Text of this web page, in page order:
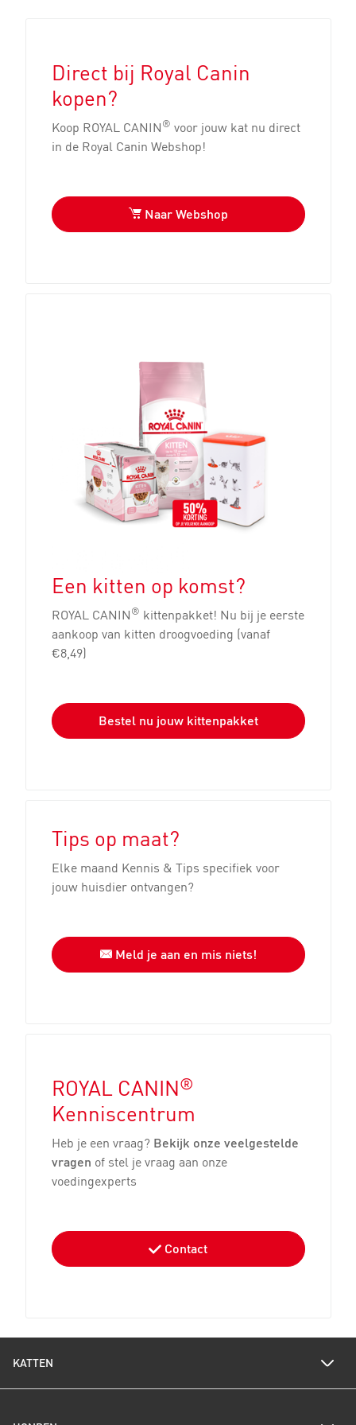
Direct bij Royal Canin
kopen?
Koop ROYAL CANIN® voor jouw kat nu direct
in de Royal Canin Webshop!
Naar Webshop
Een kitten op komst?
ROYAL CANIN® kittenpakket! Nu bij je eerste
aankoop van kitten droogvoeding (vanaf
€8,49)
Bestel nu jouw kittenpakket
Tips op maat?
Elke maand Kennis & Tips specifiek voor
jouw huisdier ontvangen?
Meld je aan en mis niets!
ROYAL CANIN®
Kenniscentrum
Heb je een vraag? Bekijk onze veelgestelde
vragen of stel je vraag aan onze
voedingexperts
Contact
KATTEN